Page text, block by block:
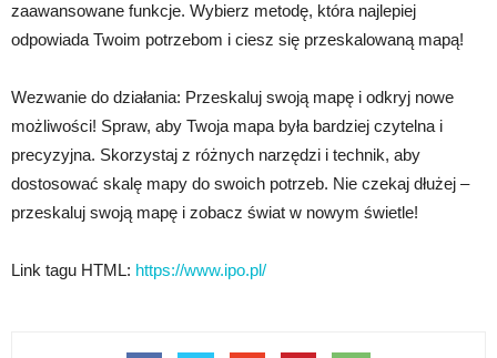
zaawansowane funkcje. Wybierz metodę, która najlepiej
odpowiada Twoim potrzebom i ciesz się przeskalowaną mapą!
Wezwanie do działania: Przeskaluj swoją mapę i odkryj nowe
możliwości! Spraw, aby Twoja mapa była bardziej czytelna i
precyzyjna. Skorzystaj z różnych narzędzi i technik, aby
dostosować skalę mapy do swoich potrzeb. Nie czekaj dłużej –
przeskaluj swoją mapę i zobacz świat w nowym świetle!
Link tagu HTML: https://www.ipo.pl/